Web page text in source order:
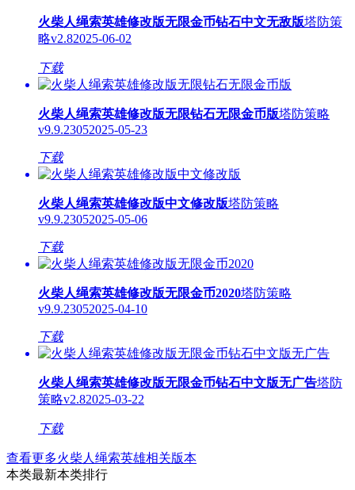
火柴人绳索英雄修改版无限金币钻石中文无敌版塔防策
略v2.82025-06-02
下载
火柴人绳索英雄修改版无限钻石无限金币版塔防策略
v9.9.23052025-05-23
下载
火柴人绳索英雄修改版中文修改版塔防策略
v9.9.23052025-05-06
下载
火柴人绳索英雄修改版无限金币2020塔防策略
v9.9.23052025-04-10
下载
火柴人绳索英雄修改版无限金币钻石中文版无广告塔防
策略v2.82025-03-22
下载
查看更多火柴人绳索英雄相关版本
本类最新本类排行